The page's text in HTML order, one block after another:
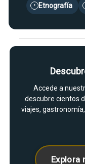
• Etnografía
Accede a
descubre cientos
viajes,
Explora